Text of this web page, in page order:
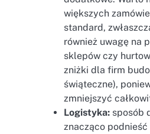
większych
standard,
również uwagę na
sklepów czy
zniżki dla firm
świąteczne),
zmniejszyć
Logistyka: sposób
znacząco